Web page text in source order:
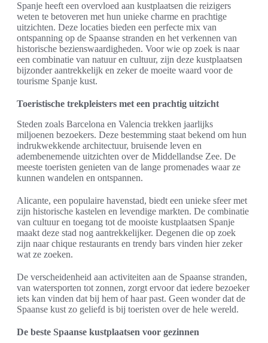
Spanje heeft een overvloed aan kustplaatsen die reizigers
weten te betoveren met hun unieke charme en prachtige
uitzichten. Deze locaties bieden een perfecte mix van
ontspanning op de Spaanse stranden en het verkennen van
historische bezienswaardigheden. Voor wie op zoek is naar
een combinatie van natuur en cultuur, zijn deze kustplaatsen
bijzonder aantrekkelijk en zeker de moeite waard voor de
tourisme Spanje kust.
Toeristische trekpleisters met een prachtig uitzicht
Steden zoals Barcelona en Valencia trekken jaarlijks
miljoenen bezoekers. Deze bestemming staat bekend om hun
indrukwekkende architectuur, bruisende leven en
adembenemende uitzichten over de Middellandse Zee. De
meeste toeristen genieten van de lange promenades waar ze
kunnen wandelen en ontspannen.
Alicante, een populaire havenstad, biedt een unieke sfeer met
zijn historische kastelen en levendige markten. De combinatie
van cultuur en toegang tot de mooiste kustplaatsen Spanje
maakt deze stad nog aantrekkelijker. Degenen die op zoek
zijn naar chique restaurants en trendy bars vinden hier zeker
wat ze zoeken.
De verscheidenheid aan activiteiten aan de Spaanse stranden,
van watersporten tot zonnen, zorgt ervoor dat iedere bezoeker
iets kan vinden dat bij hem of haar past. Geen wonder dat de
Spaanse kust zo geliefd is bij toeristen over de hele wereld.
De beste Spaanse kustplaatsen voor gezinnen